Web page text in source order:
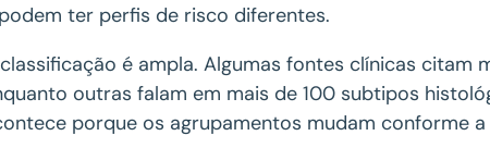
ter perfis de risco diferentes.
é ampla. Algumas fontes clínicas
outras falam em mais de 100 subtipos
porque os agrupamentos mudam conforme